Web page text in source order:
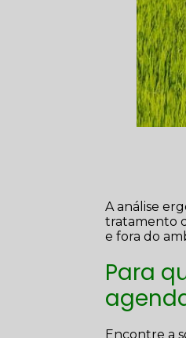
A análise
tratamento
e fora do
Para
Encontre a